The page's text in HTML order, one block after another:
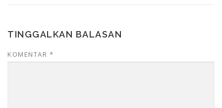
TINGGALKAN BALASAN
KOMENTAR *